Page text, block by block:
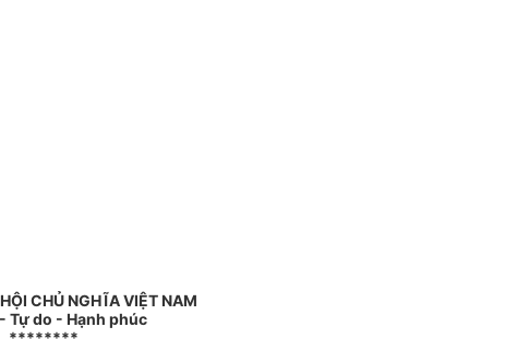
CHỦ NGHĨA VIỆT NAM
Tự do - Hạnh phúc